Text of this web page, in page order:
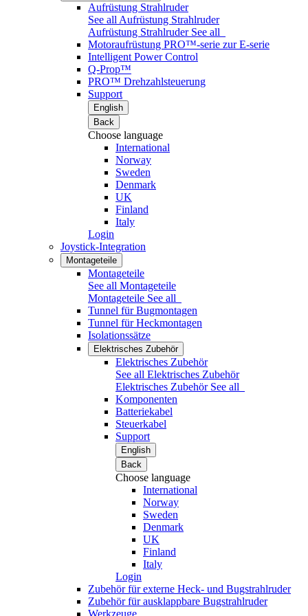
Aufrüstung Strahlruder
See all Aufrüstung Strahlruder
Aufrüstung Strahlruder See all
Motoraufrüstung PRO™-serie zur E-serie
Intelligent Power Control
Q-Prop™
PRO™ Drehzahlsteuerung
Support
English
Back
Choose language
International
Norway
Sweden
Denmark
UK
Finland
Italy
Login
Joystick-Integration
Montageteile
Montageteile
See all Montageteile
Montageteile See all
Tunnel für Bugmontagen
Tunnel für Heckmontagen
Isolationssätze
Elektrisches Zubehör
Elektrisches Zubehör
See all Elektrisches Zubehör
Elektrisches Zubehör See all
Komponenten
Batteriekabel
Steuerkabel
Support
English
Back
Choose language
International
Norway
Sweden
Denmark
UK
Finland
Italy
Login
Zubehör für externe Heck- und Bugstrahlruder
Zubehör für ausklappbare Bugstrahlruder
Werkzeuge